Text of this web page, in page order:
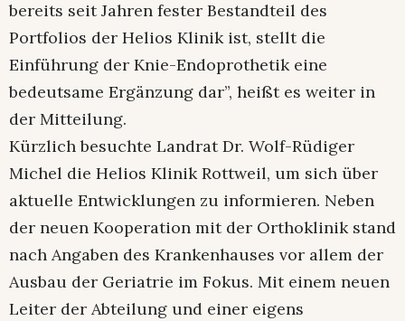
bereits seit Jahren fester Bestandteil des
Portfolios der Helios Klinik ist, stellt die
Einführung der Knie-Endoprothetik eine
bedeutsame Ergänzung dar”, heißt es weiter in
der Mitteilung.
Kürzlich besuchte Landrat Dr. Wolf-Rüdiger
Michel die Helios Klinik Rottweil, um sich über
aktuelle Entwicklungen zu informieren. Neben
der neuen Kooperation mit der Orthoklinik stand
nach Angaben des Krankenhauses vor allem der
Ausbau der Geriatrie im Fokus. Mit einem neuen
Leiter der Abteilung und einer eigens